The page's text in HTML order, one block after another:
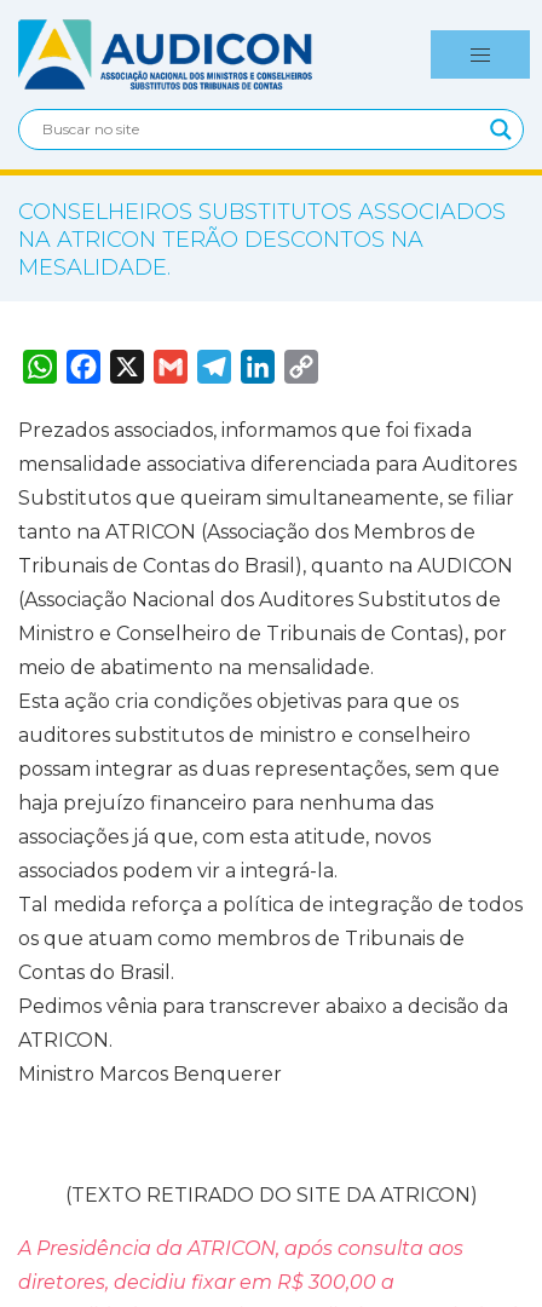
CONSELHEIROS SUBSTITUTOS ASSOCIADOS
NA ATRICON TERÃO DESCONTOS NA
MESALIDADE.
W
h
s
A
p
p
F
a
b
o
o
k
X
G
m
i
l
T
e
e
g
r
a
m
L
e
d
I
n
L
i
n
k
Prezados associados, informamos que foi fixada
mensalidade associativa diferenciada para Auditores
Substitutos que queiram simultaneamente, se filiar
tanto na ATRICON (Associação dos Membros de
Tribunais de Contas do Brasil), quanto na AUDICON
(Associação Nacional dos Auditores Substitutos de
Ministro e Conselheiro de Tribunais de Contas), por
meio de abatimento na mensalidade.
Esta ação cria condições objetivas para que os
auditores substitutos de ministro e conselheiro
possam integrar as duas representações, sem que
haja prejuízo financeiro para nenhuma das
associações já que, com esta atitude, novos
associados podem vir a integrá-la.
Tal medida reforça a política de integração de todos
os que atuam como membros de Tribunais de
Contas do Brasil.
Pedimos vênia para transcrever abaixo a decisão da
ATRICON.
Ministro Marcos Benquerer
(TEXTO RETIRADO DO SITE DA ATRICON)
A Presidência da ATRICON, após consulta aos
diretores, decidiu fixar em R$ 300,00 a